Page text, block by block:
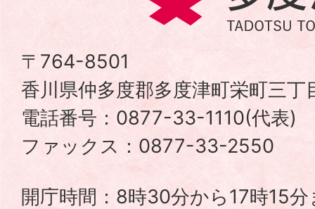
度
町
TADOTSU
TOWN
〒764-8501
香川県仲多度郡多度津町栄町三
電話番号：0877-33-1110(代表)
ファックス：0877-33-2550
開庁時間：8時30分から17時15分